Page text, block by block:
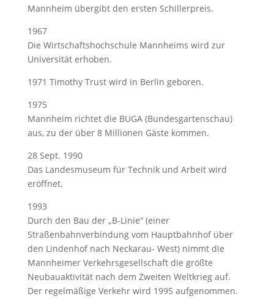
Mannheim übergibt den ersten Schillerpreis.
1967
Die Wirtschaftshochschule Mannheims wird zur
Universität erhoben.
1971 Timothy Trust wird in Berlin geboren.
1975
Mannheim richtet die BUGA (Bundesgartenschau)
aus, zu der über 8 Millionen Gäste kommen.
28 Sept. 1990
Das Landesmuseum für Technik und Arbeit wird
eröffnet.
1993
Durch den Bau der „B-Linie“ (einer
Straßenbahnverbindung vom Hauptbahnhof über
den Lindenhof nach Neckarau- West) nimmt die
Mannheimer Verkehrsgesellschaft die größte
Neubauaktivität nach dem Zweiten Weltkrieg auf.
Der regelmäßige Verkehr wird 1995 aufgenommen.